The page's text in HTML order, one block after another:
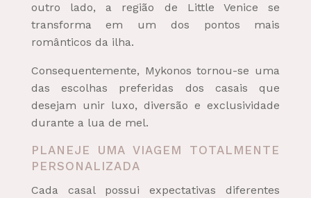
outro lado, a região de Little Venice se
transforma em um dos pontos mais
românticos da ilha.
Consequentemente, Mykonos tornou-se uma
das escolhas preferidas dos casais que
desejam unir luxo, diversão e exclusividade
durante a lua de mel.
PLANEJE UMA VIAGEM TOTALMENTE
PERSONALIZADA
Cada casal possui expectativas diferentes